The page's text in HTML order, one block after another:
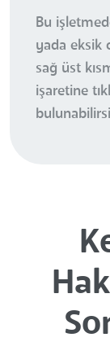
Bu
yada eksik
sağ üst
işaretine